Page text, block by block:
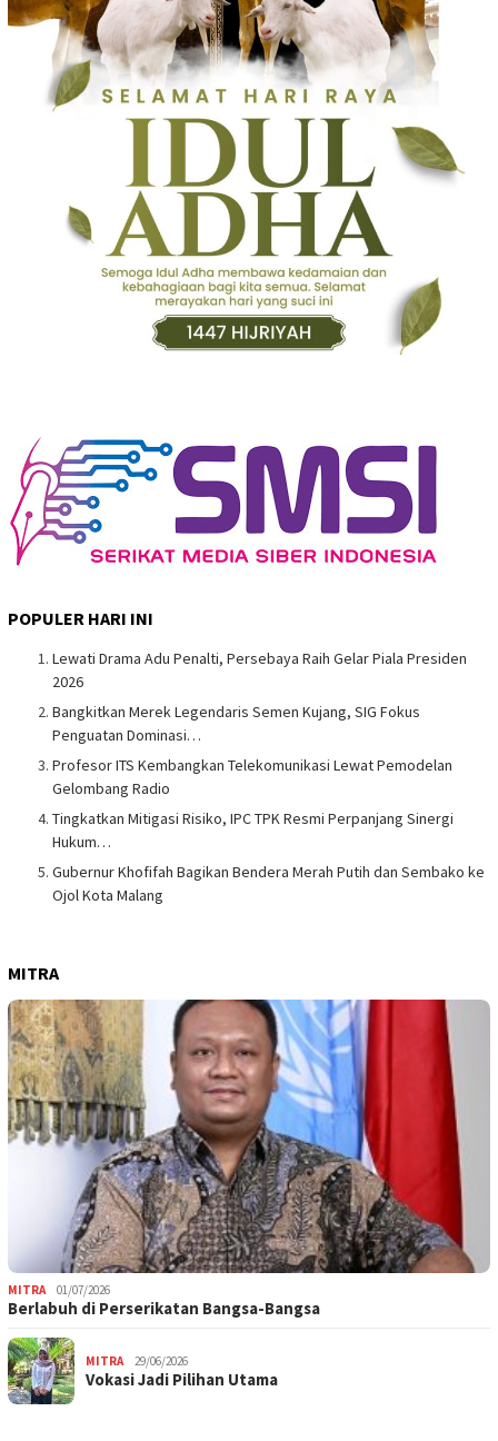
POPULER HARI INI
Lewati Drama Adu Penalti, Persebaya Raih Gelar Piala Presiden
2026
Bangkitkan Merek Legendaris Semen Kujang, SIG Fokus
Penguatan Dominasi…
Profesor ITS Kembangkan Telekomunikasi Lewat Pemodelan
Gelombang Radio
Tingkatkan Mitigasi Risiko, IPC TPK Resmi Perpanjang Sinergi
Hukum…
Gubernur Khofifah Bagikan Bendera Merah Putih dan Sembako ke
Ojol Kota Malang
MITRA
MITRA 01/07/2026
Berlabuh di Perserikatan Bangsa-Bangsa
MITRA 29/06/2026
Vokasi Jadi Pilihan Utama